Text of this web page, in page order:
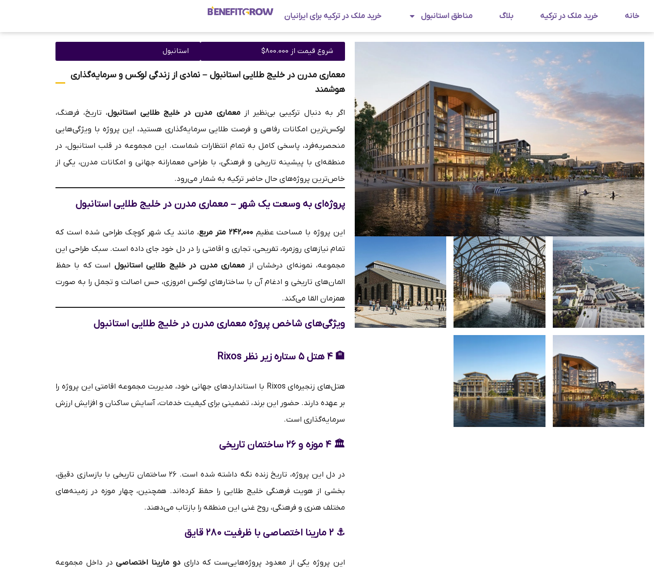
خانه خرید ملک در ترکیه بلاگ مناطق استانبول خرید ملک در ترکیه برای ایرانیان
شروع قیمت از 800.000$ استانبول
معماری مدرن در خلیج طلایی استانبول – نمادی از زندگی لوکس و سرمایه‌گذاری
هوشمند
اگر به دنبال ترکیبی بی‌نظیر ازمعماری مدرن در خلیج طلایی استانبول، تاریخ، فرهنگ،
لوکس‌ترین امکانات رفاهی و فرصت طلایی سرمایه‌گذاری هستید، این پروژه با ویژگی‌هایی
منحصربه‌فرد، پاسخی کامل به تمام انتظارات شماست. این مجموعه در قلب استانبول، در
منطقه‌ای با پیشینه تاریخی و فرهنگی، با طراحی معمارانه جهانی و امکانات مدرن، یکی از
خاص‌ترین پروژه‌های حال حاضر ترکیه به شمار می‌رود.
پروژه‌ای به وسعت یک شهر – معماری مدرن در خلیج طلایی استانبول
این پروژه با مساحت عظیم۲۴۲,۰۰۰ متر مربع
، مانند یک شهر کوچک طراحی شده است که
تمام نیازهای روزمره، تفریحی، تجاری و اقامتی را در دل خود جای داده است. سبک طراحی این
مجموعه، نمونه‌ای درخشان از معماری مدرن در خلیج طلایی استانبول است که با حفظ
المان‌های تاریخی و ادغام آن با ساختارهای لوکس امروزی، حس اصالت و تجمل را به صورت
همزمان القا می‌کند.
ویژگی‌های شاخص پروژه معماری مدرن در خلیج طلایی استانبول
🏨 ۴ هتل ۵ ستاره زیر نظر Rixos
هتل‌های زنجیره‌ای Rixos با استانداردهای جهانی خود، مدیریت مجموعه اقامتی این پروژه را
بر عهده دارند. حضور این برند، تضمینی برای کیفیت خدمات، آسایش ساکنان و افزایش ارزش
سرمایه‌گذاری است.
🏛 ۴ موزه و ۲۶ ساختمان تاریخی
در دل این پروژه، تاریخ زنده نگه داشته شده است. ۲۶ ساختمان تاریخی با بازسازی دقیق،
بخشی از هویت فرهنگی خلیج طلایی را حفظ کرده‌اند. همچنین، چهار موزه در زمینه‌های
مختلف هنری و فرهنگی، روح غنی این منطقه را بازتاب می‌دهند.
⚓ ۲ مارینا اختصاصی با ظرفیت ۲۸۰ قایق
این پروژه یکی از معدود پروژه‌هایی‌ست که دارایدو مارینا اختصاصیدر داخل مجموعه